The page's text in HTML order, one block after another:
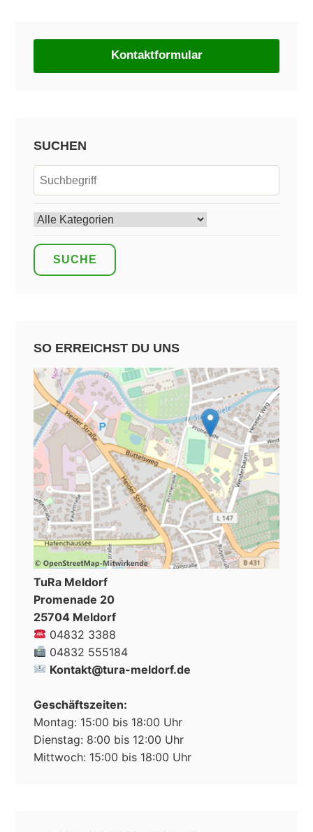
Kontaktformular
SUCHEN
SO ERREICHST DU UNS
TuRa Meldorf
Promenade 20
25704 Meldorf
04832 3388
04832 555184
Kontakt@tura-meldorf.de
Geschäftszeiten:
Montag: 15:00 bis 18:00 Uhr
Dienstag: 8:00 bis 12:00 Uhr
Mittwoch: 15:00 bis 18:00 Uhr